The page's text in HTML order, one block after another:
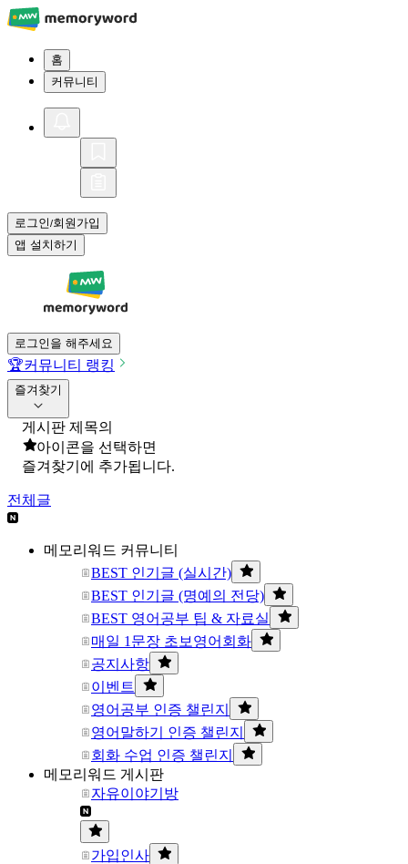
홈
커뮤니티
로그인/회원가입
앱 설치하기
로그인을 해주세요
🏆커뮤니티 랭킹
즐겨찾기
게시판 제목의
아이콘을 선택하면
즐겨찾기에 추가됩니다.
전체글
메모리워드 커뮤니티
BEST 인기글 (실시간)
BEST 인기글 (명예의 전당)
BEST 영어공부 팁 & 자료실
매일 1문장 초보영어회화
공지사항
이벤트
영어공부 인증 챌린지
영어말하기 인증 챌린지
회화 수업 인증 챌린지
메모리워드 게시판
자유이야기방
가입인사